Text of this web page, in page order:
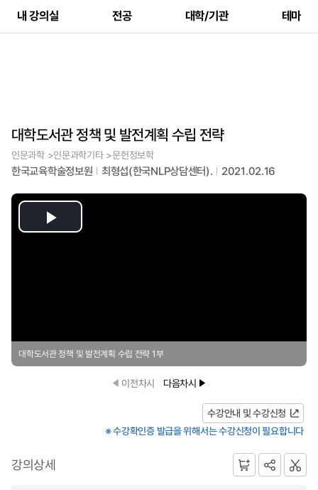
내 강의실 전공 대학/기관 테마
대학도서관 정책 및 발전계획 수립 전략
인문과학 >인문과학기타 >문헌정보학
한국교육학술정보원 최형섭(한국NLP상담센터). 2021.02.16
Play
대학도서관 정책 및 발전계획 수립 전략 1부
이전차시 다음차시
수강안내 및 수강신청
※ 수강확인증 발급을 위해서는 수강신청이 필요합니다
강의상세